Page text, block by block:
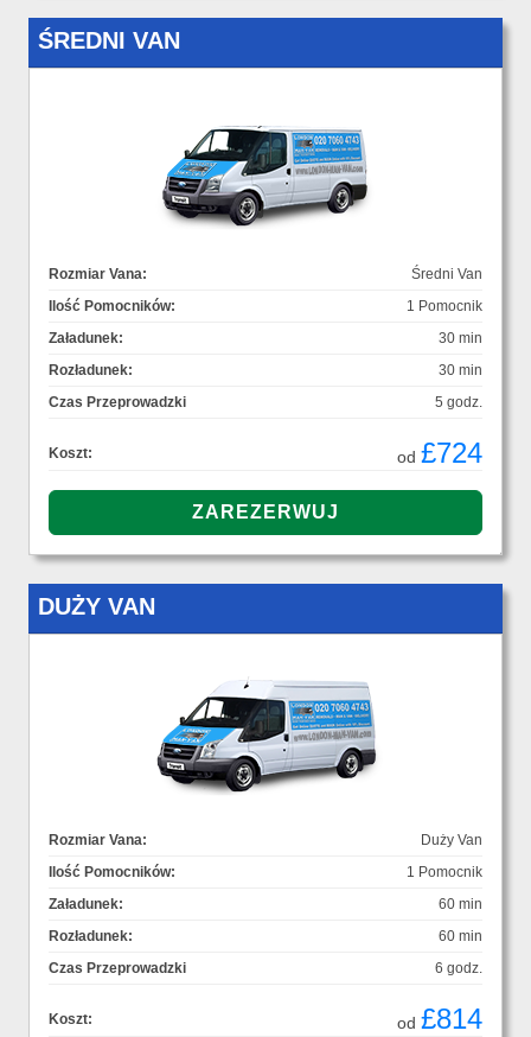
ŚREDNI VAN
Rozmiar Vana:
Średni Van
Ilość Pomocników:
1 Pomocnik
Załadunek:
30 min
Rozładunek:
30 min
Czas Przeprowadzki
5 godz.
Koszt: od £724
DUŻY VAN
Rozmiar Vana:
Duży Van
Ilość Pomocników:
1 Pomocnik
Załadunek:
60 min
Rozładunek:
60 min
Czas Przeprowadzki
6 godz.
Koszt: od £814